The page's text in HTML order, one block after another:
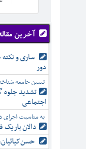
آخرین
ساری و
دور
تبیین جامعه
تشدید
اجتماعی
به مناسبت اجرای
دالان